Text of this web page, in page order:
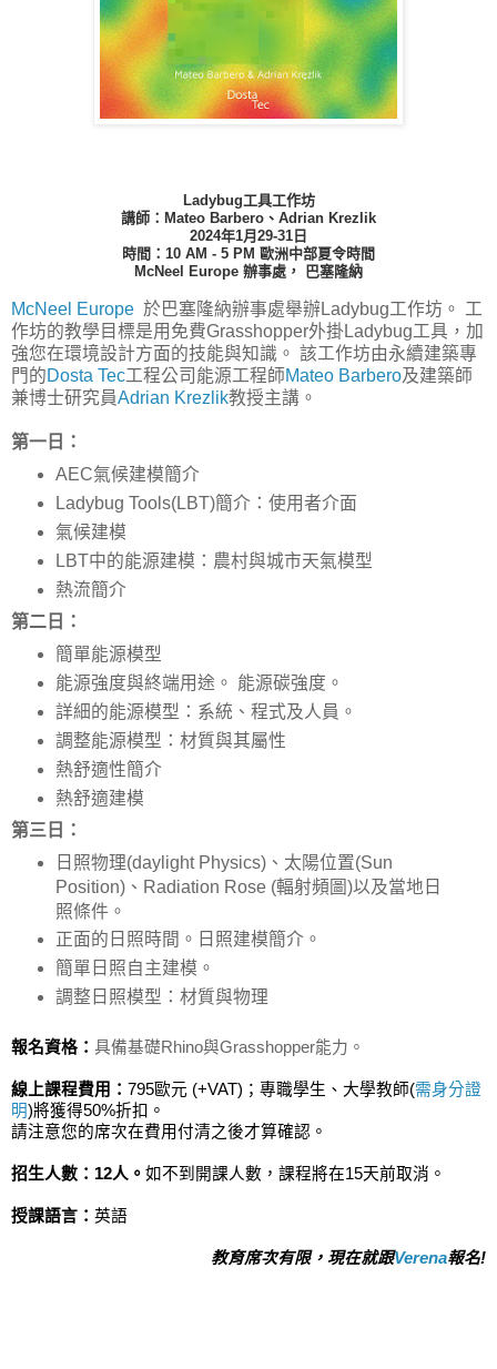
Ladybug工具工作坊
講師：Mateo Barbero、Adrian Krezlik
2024年1月29-31日
時間：10 AM - 5 PM 歐洲中部夏令時間
McNeel Europe 辦事處， 巴塞隆納
McNeel Europe 於巴塞隆納辦事處舉辦Ladybug工作坊。 工
作坊的教學目標是用免費Grasshopper外掛Ladybug工具，加
強您在環境設計方面的技能與知識。 該工作坊由永續建築專
門的Dosta Tec工程公司能源工程師Mateo Barbero及建築師
兼博士研究員Adrian Krezlik教授主講。
第一日：
AEC氣候建模簡介
Ladybug Tools(LBT)簡介：使用者介面
氣候建模
LBT中的能源建模：農村與城市天氣模型
熱流簡介
第二日：
簡單能源模型
能源強度與終端用途。 能源碳強度。
詳細的能源模型：系統、程式及人員。
調整能源模型：材質與其屬性
熱舒適性簡介
熱舒適建模
第三日：
日照物理(daylight Physics)、太陽位置(Sun
Position)、Radiation Rose (輻射頻圖)以及當地日
照條件。
正面的日照時間。日照建模簡介。
簡單日照自主建模。
調整日照模型：材質與物理
報名資格： 具備基礎Rhino與Grasshopper能力。
線上課程費用： 795歐元 (+VAT)；專職學生、大學教師(需身分證
明)將獲得50%折扣。
請注意您的席次在費用付清之後才算確認。
招生人數：12人。 如不到開課人數，課程將在15天前取消。
授課語言： 英語
教育席次有限，現在就跟Verena報名!